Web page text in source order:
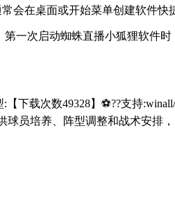
会在桌面或开始菜单创建软件快
一次启动蜘蛛直播小狐狸软件
【下载次数49328】⚽??支持
球员培养、阵型调整和战术安排，